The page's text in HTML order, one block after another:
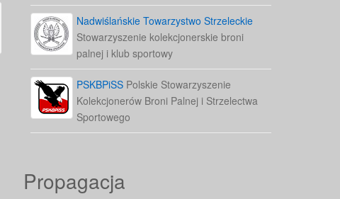
Nadwiślańskie Towarzystwo Strzeleckie
Stowarzyszenie kolekcjonerskie broni
palnej i klub sportowy
PSKBPiSS Polskie Stowarzyszenie
Kolekcjonerów Broni Palnej i Strzelectwa
Sportowego
Propagacja